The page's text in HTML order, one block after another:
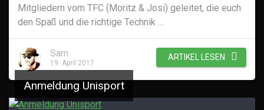
Mitgliedern vom TFC (Moritz & Josi) geleitet, die euch
den Spaß und die richtige Technik …
ARTIKEL LESEN
Sam
19. April 2017
Anmeldung Unisport